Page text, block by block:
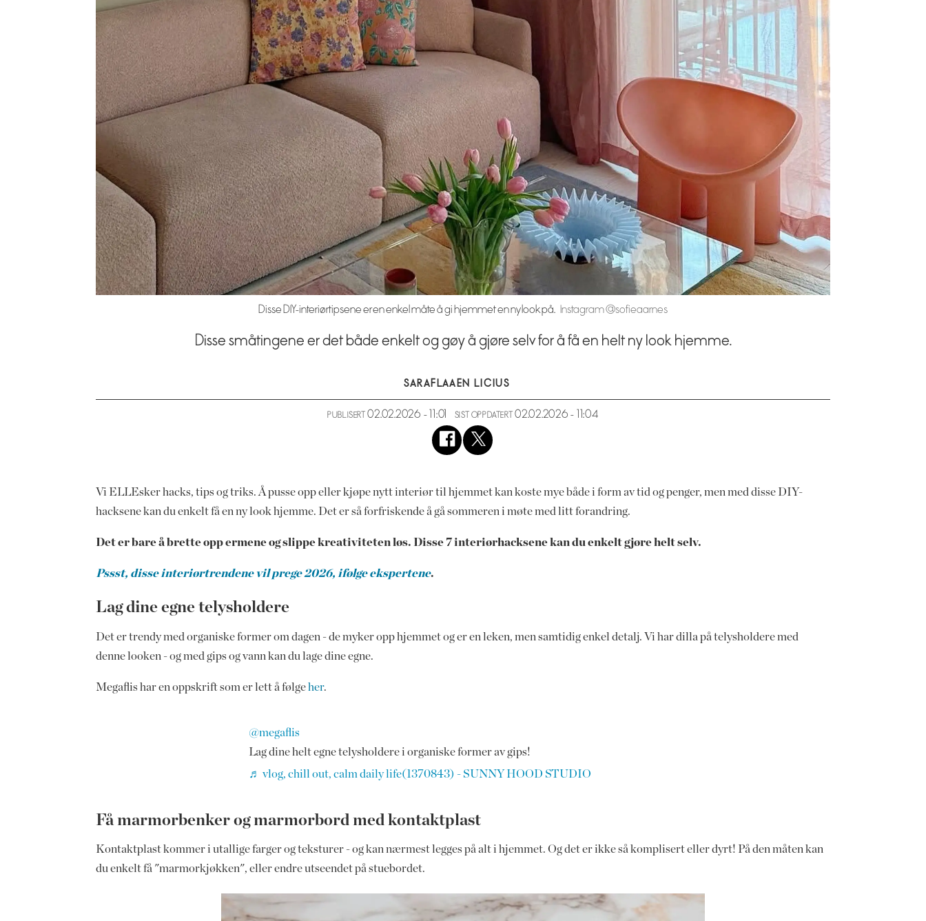
Disse DIY-interiørtipsene er en enkel måte å gi hjemmet en ny look på. Instagram @sofieaarnes
Disse småtingene er det både enkelt og gøy å gjøre selv for å få en helt ny look hjemme.
SARAFLAAEN LICIUS
PUBLISERT 02.02.2026 - 11:01 SIST OPPDATERT 02.02.2026 - 11:04
Vi ELLEsker hacks, tips og triks. Å pusse opp eller kjøpe nytt interiør til hjemmet kan koste mye både i form av tid og penger, men med disse DIY-
hacksene kan du enkelt få en ny look hjemme. Det er så forfriskende å gå sommeren i møte med litt forandring.
Det er bare å brette opp ermene og slippe kreativiteten løs. Disse 7 interiørhacksene kan du enkelt gjøre helt selv.
Pssst, disse interiørtrendene vil prege 2026, ifølge ekspertene.
Lag dine egne telysholdere
Det er trendy med organiske former om dagen - de myker opp hjemmet og er en leken, men samtidig enkel detalj. Vi har dilla på telysholdere med
denne looken - og med gips og vann kan du lage dine egne.
Megaflis har en oppskrift som er lett å følgeher.
@megaflis
Lag dine helt egne telysholdere i organiske former av gips!
♬ vlog, chill out, calm daily life(1370843) - SUNNY HOOD STUDIO
Få marmorbenker og marmorbord med kontaktplast
Kontaktplast kommer i utallige farger og teksturer - og kan nærmest legges på alt i hjemmet. Og det er ikke så komplisert eller dyrt! På den måten kan
du enkelt få "marmorkjøkken", eller endre utseendet på stuebordet.